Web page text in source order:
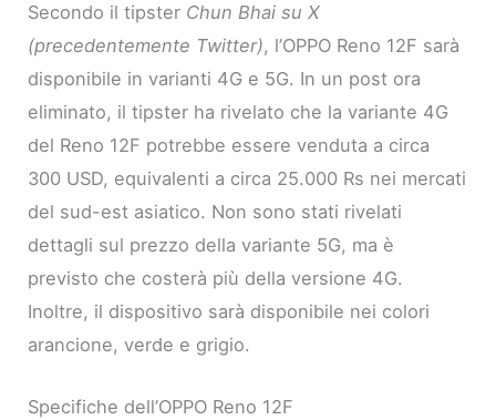
Secondo il tipster Chun Bhai su X
(precedentemente Twitter), l’OPPO Reno 12F sarà
disponibile in varianti 4G e 5G. In un post ora
eliminato, il tipster ha rivelato che la variante 4G
del Reno 12F potrebbe essere venduta a circa
300 USD, equivalenti a circa 25.000 Rs nei mercati
del sud-est asiatico. Non sono stati rivelati
dettagli sul prezzo della variante 5G, ma è
previsto che costerà più della versione 4G.
Inoltre, il dispositivo sarà disponibile nei colori
arancione, verde e grigio.
Specifiche dell’OPPO Reno 12F